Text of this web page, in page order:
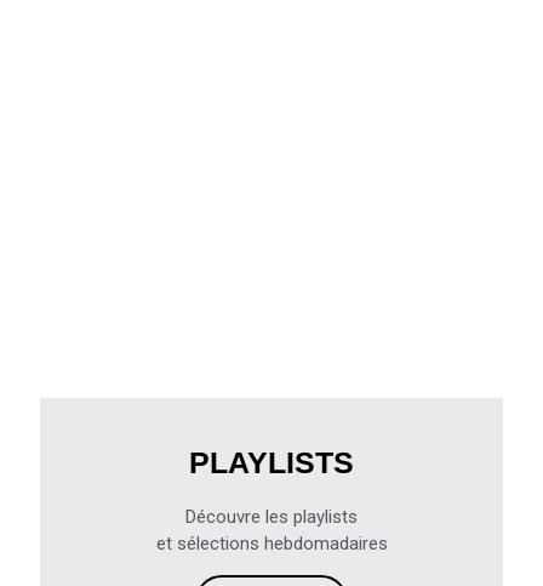
PLAYLISTS
Découvre les playlists
et sélections hebdomadaires